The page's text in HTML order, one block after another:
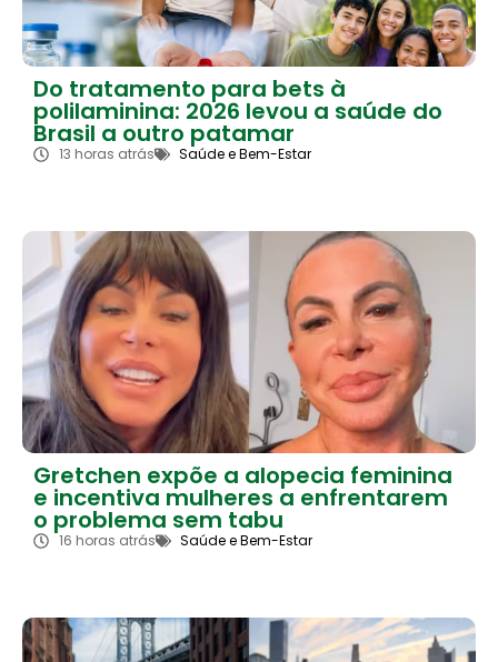
Do tratamento para bets à
polilaminina: 2026 levou a saúde do
Brasil a outro patamar
13 horas atrás Saúde e Bem-Estar
Gretchen expõe a alopecia feminina
e incentiva mulheres a enfrentarem
o problema sem tabu
16 horas atrás Saúde e Bem-Estar